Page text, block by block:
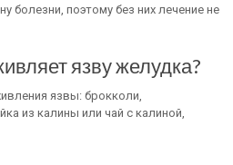
болезни, поэтому без них лечение не
язву желудка?
язвы: брокколи,
из калины или чай с калиной,